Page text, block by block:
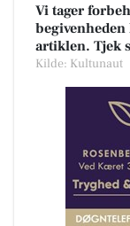
Vi tager
artiklen. Tjek
Kilde: Kultunaut